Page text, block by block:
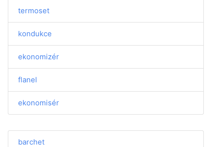
termoset
kondukce
ekonomizér
flanel
ekonomisér
barchet